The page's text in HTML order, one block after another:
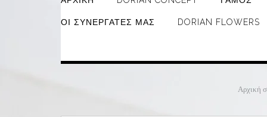
ΟΙ ΣΥΝΕΡΓΆΤΕΣ ΜΑΣ DORIAN FLOWERS
Αρχική